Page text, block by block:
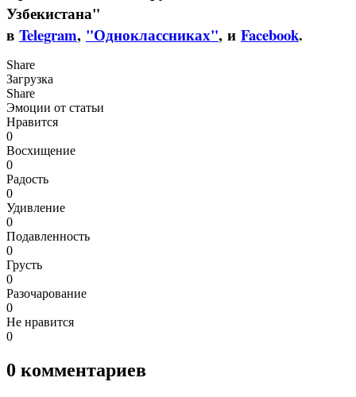
Узбекистана"
в Telegram, "Одноклассниках", и Facebook.
Share
Загрузка
Share
Эмоции от статьи
Нравится
0
Восхищение
0
Радость
0
Удивление
0
Подавленность
0
Грусть
0
Разочарование
0
Не нравится
0
0 комментариев